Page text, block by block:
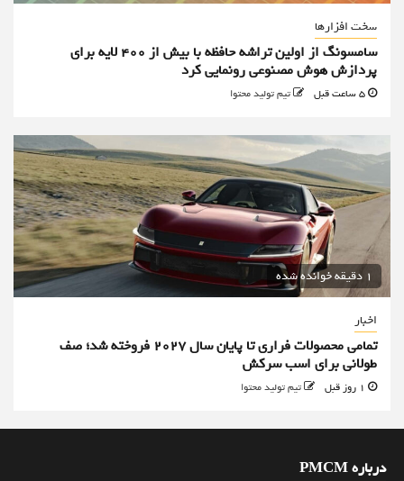
سخت افزارها
سامسونگ از اولین تراشه حافظه با بیش از ۴۰۰ لایه برای
پردازش هوش مصنوعی رونمایی کرد
تیم تولید محتوا
1 دقیقه خوانده شده
اخبار
تمامی محصولات فراری تا پایان سال ۲۰۲۷ فروخته شد؛ صف
طولانی برای اسب سرکش
تیم تولید محتوا
درباره PMCM